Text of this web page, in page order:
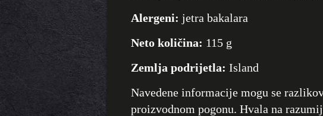
Alergeni: jetra bakalara
Neto količina: 115 g
Zemlja podrijetla: Island
Navedene informacije mogu se
proizvodnom pogonu. Hvala na